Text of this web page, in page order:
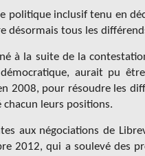
politique inclusif tenu en
désormais tous les
à la suite de la
démocratique, aurait pu
2008, pour résoudre les
leurs positions.
aux négociations de
2012, qui a soulevé des